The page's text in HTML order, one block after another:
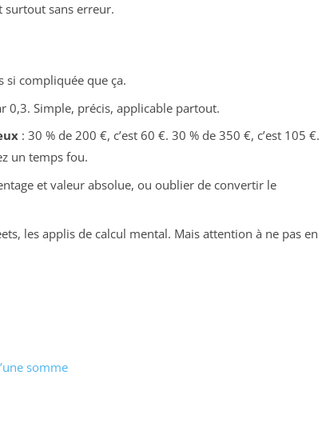
sans erreur.
si compliquée que ça.
Simple, précis, applicable partout.
: 30 % de 200 €, c’est 60 €. 30 % de 350 €, c’est 105 €.
un temps fou.
et valeur absolue, ou oublier de convertir le
les applis de calcul mental. Mais attention à ne pas en
somme